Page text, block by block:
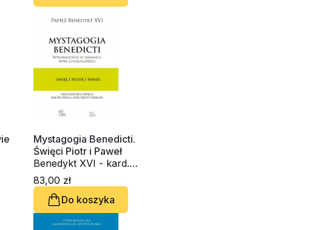
Mystagogia Benedicti.
Święci Piotr i Paweł
Benedykt XVI - kard.
Joseph Ratzinger
83,00 zł
Do koszyka